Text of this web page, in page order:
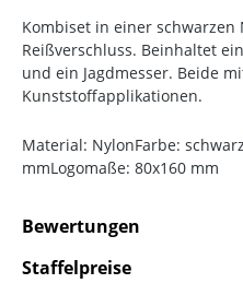
Kombiset in einer schwarzen
Reißverschluss. Beinhaltet
und ein Jagdmesser. Beide
Kunststoffapplikationen.
Material: NylonFarbe:
mmLogomaße: 80x160 mm
Bewertungen
Staffelpreise